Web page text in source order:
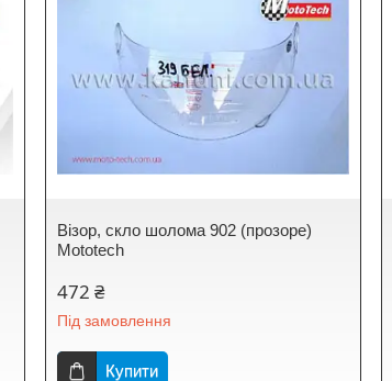
Візор, скло шолома 902 (прозоре)
Mototech
472 ₴
Під замовлення
Купити